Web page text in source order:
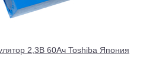
2,3В 60Ач Toshiba Япония